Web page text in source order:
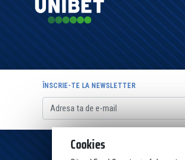
ÎNSCRIE-TE LA NEWSLETTER
Cookies